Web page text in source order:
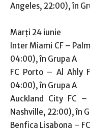
Angeles, 22:00), în
Marți 24 iunie
Inter Miami CF –
04:00), în Grupa A
FC Porto – Al Ahly
04:00), în Grupa A
Auckland City FC –
Nashville, 22:00), în
Benfica Lisabona –